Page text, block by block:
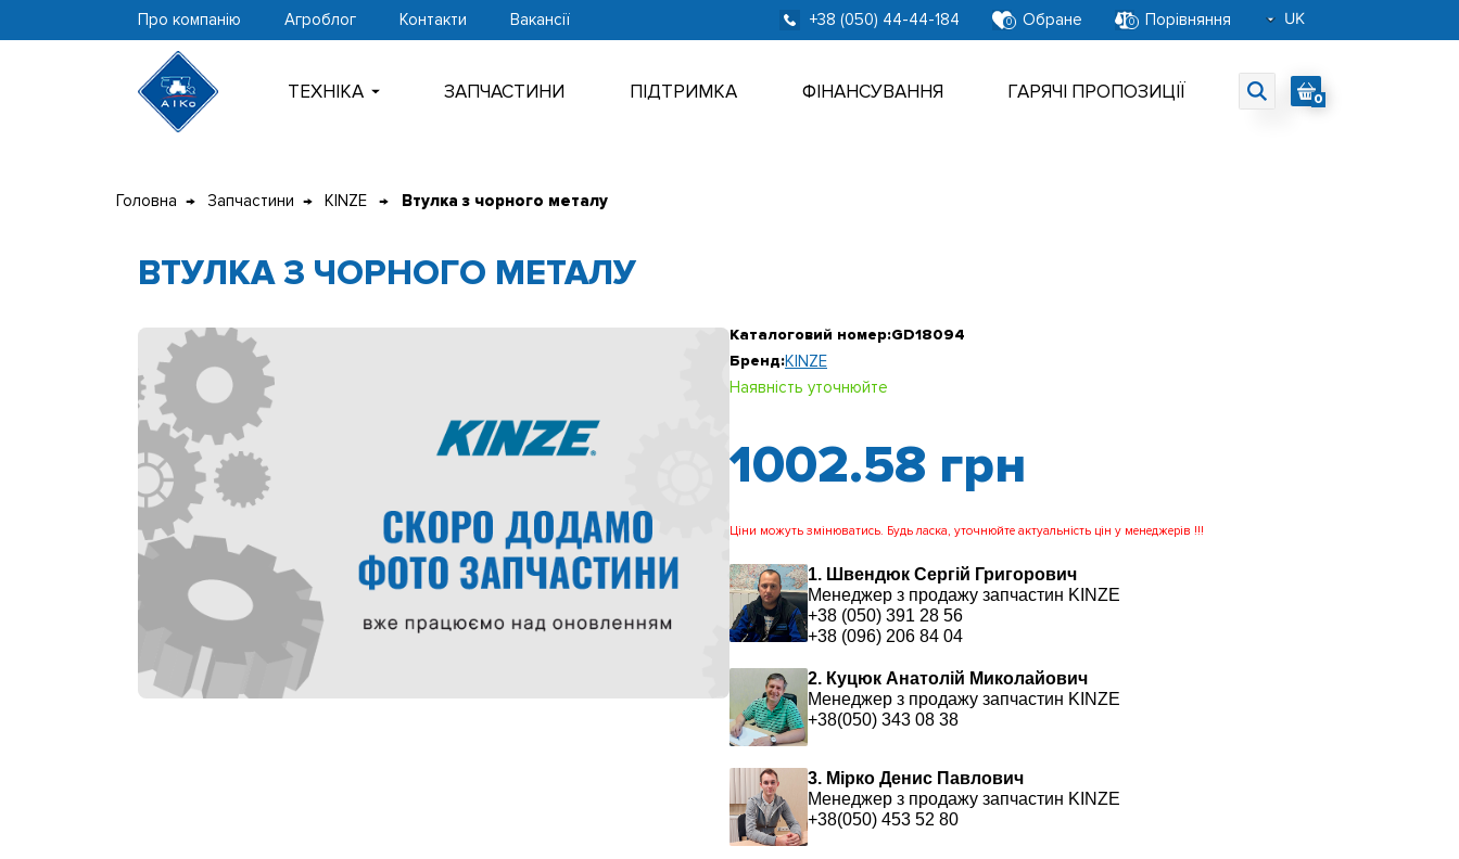
Про компанію Агроблог Контакти Вакансії +38 (050) 44-44-184 0 Обране 0 Порівняння
UK
RU
EN
ТЕХНIКА ЗАПЧАСТИНИ ПІДТРИМКА ФІНАНСУВАННЯ ГАРЯЧІ ПРОПОЗИЦІЇ 0
Головна Запчастини KINZE Втулка з чорного металу
ВТУЛКА З ЧОРНОГО МЕТАЛУ
Каталоговий номер:GD18094
Бренд:KINZE
Наявність уточнюйте
1002.58 грн
Ціни можуть змінюватись. Будь ласка, уточнюйте актуальність цін у менеджерів !!!
1. Швендюк Сергій Григорович
Менеджер з продажу запчастин KINZE
+38 (050) 391 28 56
+38 (096) 206 84 04
2. Куцюк Анатолій Миколайович
Менеджер з продажу запчастин KINZE
+38(050) 343 08 38
3. Мірко Денис Павлович
Менеджер з продажу запчастин KINZE
+38(050) 453 52 80